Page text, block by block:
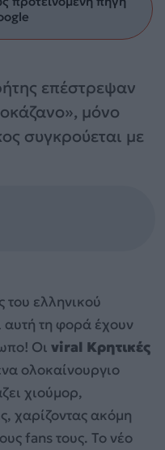
επέστρεψαν
μόνο
συγκρούεται με
του ελληνικού
αυτή τη φορά έχουν
Οι viral Κρητικές
ολοκαίνουργιο
χιούμορ,
χαρίζοντας ακόμη
fans τους. Το νέο